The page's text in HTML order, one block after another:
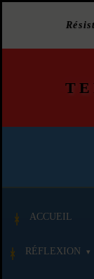
ACCUEIL
RÉFLEXION